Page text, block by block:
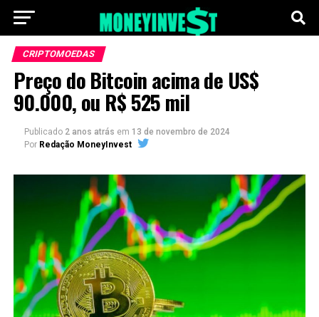
CRIPTOMOEDAS
Preço do Bitcoin acima de US$
90.000, ou R$ 525 mil
Publicado 2 anos atrás em 13 de novembro de 2024
Por Redação MoneyInvest